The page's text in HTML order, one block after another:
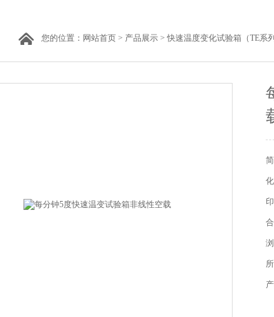
您的位置： 网站首页 > 产品展示 >快速温度变化试验箱（TE系列
合